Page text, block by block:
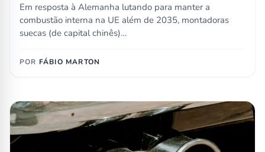
Em resposta à Alemanha lutando para manter a
combustão interna na UE além de 2035, montadoras
suecas (de capital chinês)…
POR FÁBIO MARTON